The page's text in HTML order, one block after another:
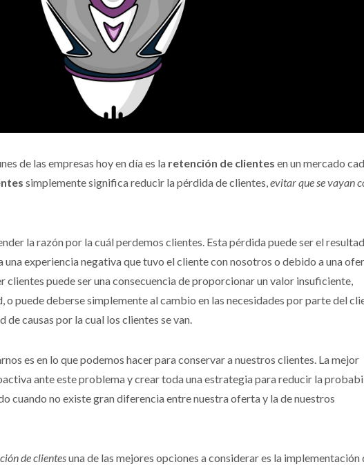
de las empresas hoy en día es la retención de clientes en un mercado
simplemente significa reducir la pérdida de clientes,evitar que se vayan
la razón por la cuál perdemos clientes. Esta pérdida puede ser el
experiencia negativa que tuvo el cliente con nosotros o debido a una
puede ser una consecuencia de proporcionar un valor insuficiente,
puede deberse simplemente al cambio en las necesidades por parte del
causas por la cual los clientes se van.
es en lo que podemos hacer para conservar a nuestros clientes. La mejor
ante este problema y crear toda una estrategia para reducir la
cuando no existe gran diferencia entre nuestra oferta y la de nuestros
de clientesuna de las mejores opciones a considerar es la implementación